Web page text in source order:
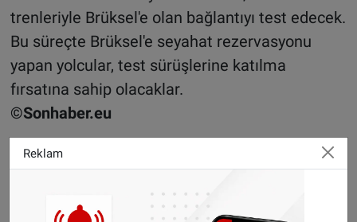
trenleriyle Brüksel'e olan bağlantıyı test edecek.
Bu süreçte Brüksel'e seyahat rezervasyonu
yapan yolcular, test sürüşlerine katılma
fırsatına sahip olacaklar.
©Sonhaber.eu
Haberlerimizi
da takip
edebilirsiniz.
WhatsAppta ücretsiz bültenimize abone olun,
Reklam